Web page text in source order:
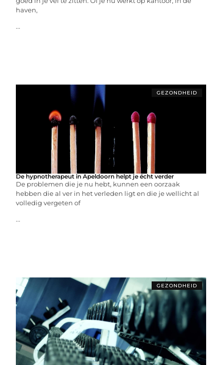
haven,
...
GEZONDHEID
De hypnotherapeut in Apeldoorn helpt je écht verder
De problemen die je nu hebt, kunnen een oorzaak
hebben die al ver in het verleden ligt en die je wellicht al
volledig vergeten of
...
GEZONDHEID